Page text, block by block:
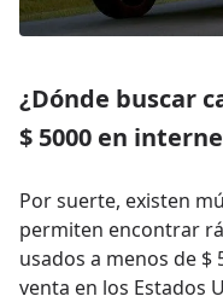
¿Dónde buscar
$ 5000 en
Por suerte, existen
permiten encontrar
usados a menos de $
venta en los Estados